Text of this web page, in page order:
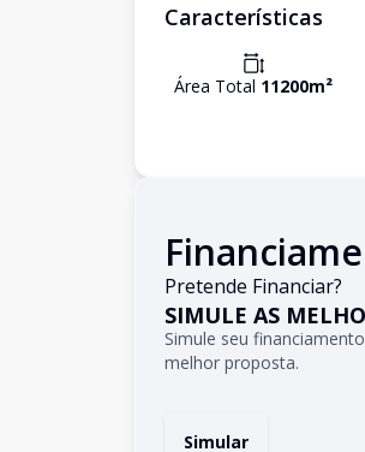
Características
Área Total 11200m²
Pretende Financiar?
SIMULE AS
Simule seu
melhor proposta.
Simular